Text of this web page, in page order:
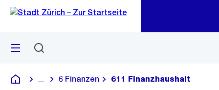
Navigation
Sprunglink
Menü
Deutsch
Blende alle Breadcrumbs ein
6 Finanzen 611 Finanzhaushalt